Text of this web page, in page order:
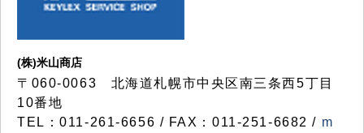
(株)米山商店
〒060-0063 北海道札幌市中央区南三条西5丁目
10番地
TEL：011-261-6656 / FAX：011-251-6682 / m